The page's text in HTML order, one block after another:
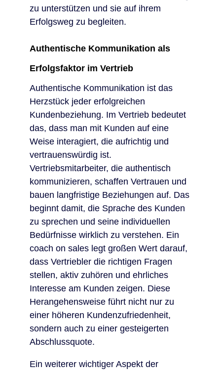
zu unterstützen und sie auf ihrem
Erfolgsweg zu begleiten.
Authentische Kommunikation als
Erfolgsfaktor im Vertrieb
Authentische Kommunikation ist das
Herzstück jeder erfolgreichen
Kundenbeziehung. Im Vertrieb bedeutet
das, dass man mit Kunden auf eine
Weise interagiert, die aufrichtig und
vertrauenswürdig ist.
Vertriebsmitarbeiter, die authentisch
kommunizieren, schaffen Vertrauen und
bauen langfristige Beziehungen auf. Das
beginnt damit, die Sprache des Kunden
zu sprechen und seine individuellen
Bedürfnisse wirklich zu verstehen. Ein
coach on sales legt großen Wert darauf,
dass Vertriebler die richtigen Fragen
stellen, aktiv zuhören und ehrliches
Interesse am Kunden zeigen. Diese
Herangehensweise führt nicht nur zu
einer höheren Kundenzufriedenheit,
sondern auch zu einer gesteigerten
Abschlussquote.
Ein weiterer wichtiger Aspekt der